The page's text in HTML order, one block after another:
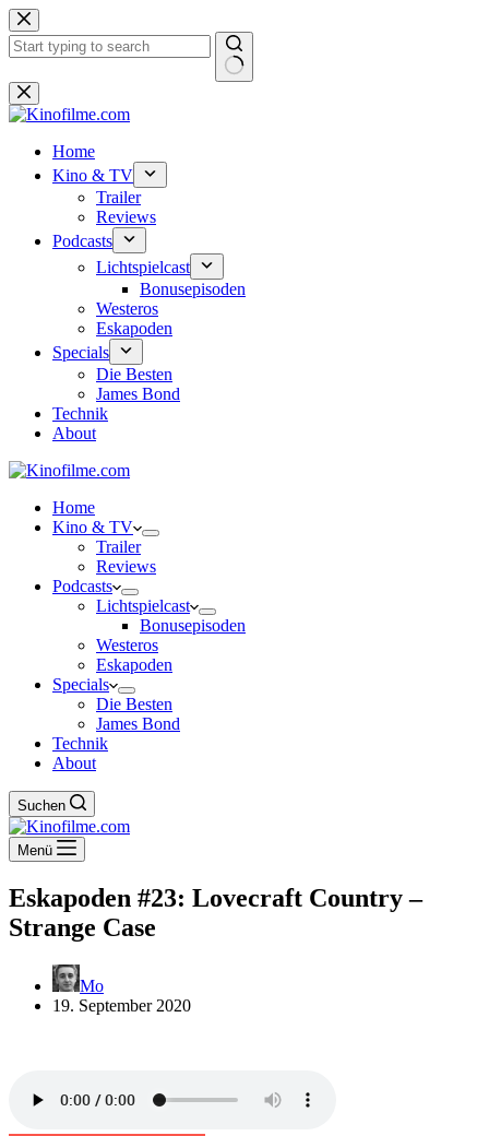
Zum
Inhalt
springen
Keine
Ergebnisse
Home
Kino & TV
Trailer
Reviews
Podcasts
Lichtspielcast
Bonusepisoden
Westeros
Eskapoden
Specials
Die Besten
James Bond
Technik
About
Home
Kino & TV
Trailer
Reviews
Podcasts
Lichtspielcast
Bonusepisoden
Westeros
Eskapoden
Specials
Die Besten
James Bond
Technik
About
Suchen
Menü
Eskapoden #23: Lovecraft Country –
Strange Case
Mo
19. September 2020